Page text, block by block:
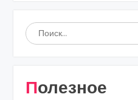
Найти:
Полезное